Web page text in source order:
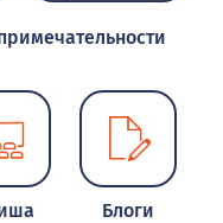
Блоги